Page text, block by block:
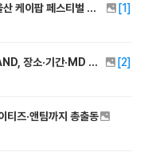
울산 케이팝 페스티벌 2026 루시 출연 확정! 울산 케이팝 페스티벌 장소 일정 정보 총정리 [1]
루시 팝업 CYLU FESTIVAL in LUCY ISLAND, 장소·기간·MD 완벽 정리! [2]
즈·앤팀까지 총출동